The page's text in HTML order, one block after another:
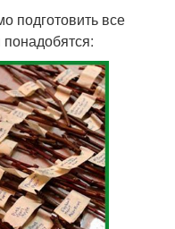
подготовить все